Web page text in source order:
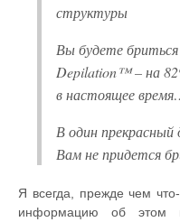
структуры
Вы будете
Depilation™ – на
в настоящее
В один прекрасный
Вам не придется
Я всегда, прежде чем
информацию об этом